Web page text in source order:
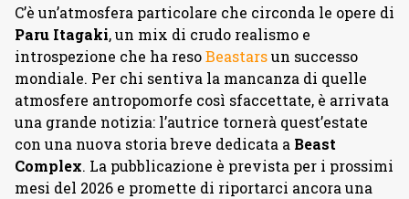
C’è un’atmosfera particolare che circonda le opere di
Paru Itagaki, un mix di crudo realismo e
introspezione che ha resoBeastarsun successo
mondiale. Per chi sentiva la mancanza di quelle
atmosfere antropomorfe così sfaccettate, è arrivata
una grande notizia: l’autrice tornerà quest’estate
con una nuova storia breve dedicata a Beast
Complex. La pubblicazione è prevista per i prossimi
mesi del 2026 e promette di riportarci ancora una